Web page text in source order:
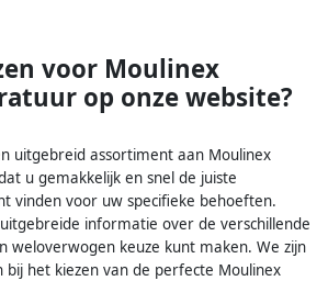
voor Moulinex
op onze website?
uitgebreid assortiment aan Moulinex
u gemakkelijk en snel de juiste
vinden voor uw specifieke behoeften.
informatie over de verschillende
weloverwogen keuze kunt maken. We zijn
het kiezen van de perfecte Moulinex